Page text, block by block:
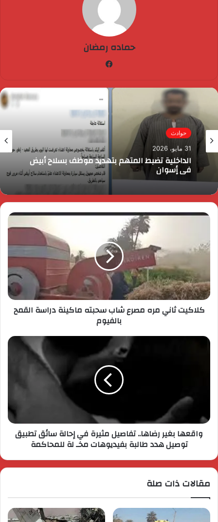
حماده رمضان
حوادث
31 مايو، 2026
الداخلية تضبط المتهم بتهديد موظف بسلاح أبيض
فى أٍسوان
كلاكيت ثاني مره مصرع شاب سحبته ماكينة دراسة القمح
بالفيوم
واقعها بغير رضاها.. تفاصيل مثيرة في إحالة سائق تطبيق
توصيل هدد طالبة بفيديوهات مخـ لة للمحاكمة
مقالات ذات صلة